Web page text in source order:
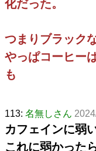
化だった。
つまりブラック
やっぱコーヒー
も
113: 名無しさん
カフェインに弱
これに弱かった